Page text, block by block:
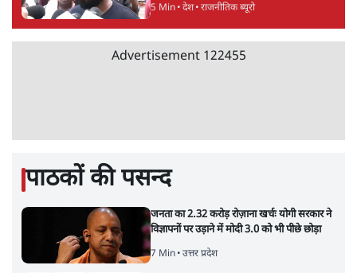
5 Min• देश• राजनीतिक ब्यूरो
Advertisement 122455
पाठकों की पसन्द
जनता का 2.32 करोड़ रोज़ाना खर्चः योगी सरकार ने
विज्ञापनों पर उड़ाने में मोदी 3.0 को भी पीछे छोड़ा
7 Min• उत्तर प्रदेश